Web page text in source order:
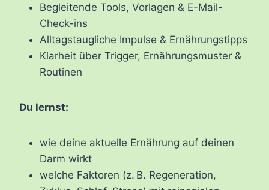
Begleitende Tools, Vorlagen & E-Mail-
Check-ins
Alltagstaugliche Impulse & Ernährungstipps
Klarheit über Trigger, Ernährungsmuster &
Routinen
Du lernst:
wie deine aktuelle Ernährung auf deinen
Darm wirkt
welche Faktoren (z. B. Regeneration,